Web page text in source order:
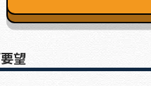
望